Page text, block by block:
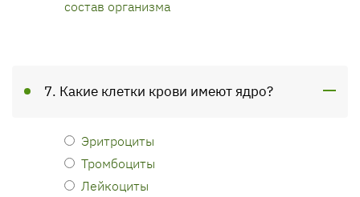
состав организма
7. Какие клетки крови имеют ядро?
Эритроциты
Тромбоциты
Лейкоциты